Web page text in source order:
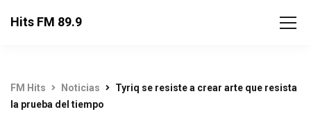
Hits FM 89.9
FM Hits Noticias
Tyriq se resiste a crear arte que resista
la prueba del tiempo